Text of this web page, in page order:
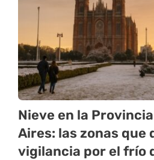
Nieve en la
Aires: las zonas que
vigilancia por el frío